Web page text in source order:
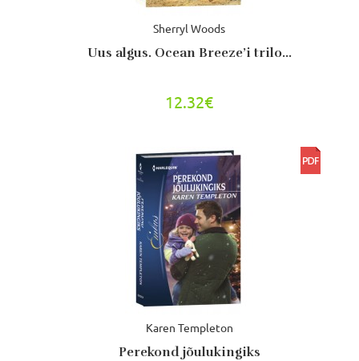
Sherryl Woods
Uus algus. Ocean Breeze’i trilo...
12.32€
Karen Templeton
Perekond jõulukingiks